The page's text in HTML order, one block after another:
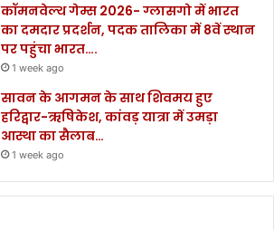
कॉमनवेल्थ गेम्स 2026- ग्लासगो में भारत
का दमदार प्रदर्शन, पदक तालिका में 8वें स्थान
पर पहुंचा भारत….
1 week ago
सावन के आगमन के साथ शिवमय हुए
हरिद्वार-ऋषिकेश, कांवड़ यात्रा में उमड़ा
आस्था का सैलाब…
1 week ago